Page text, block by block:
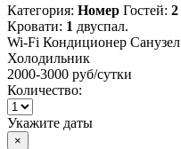
Категория: Номер Гостей: 2
Кровати: 1 двуспал.
Wi-Fi Кондиционер Санузел
Холодильник
2000-3000 руб/сутки
Количество:
Укажите даты
×